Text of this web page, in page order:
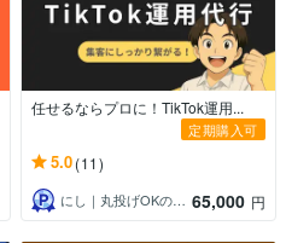
任せるならプロに！TikTok運用...
定期購入可
5.0(11)
にし｜丸投げOKのプロSNSマーケター 65,000 円